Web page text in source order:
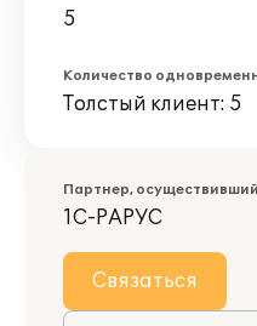
5
Количество
Толстый клиент: 5
Партнер,
1С-РАРУС
Связаться